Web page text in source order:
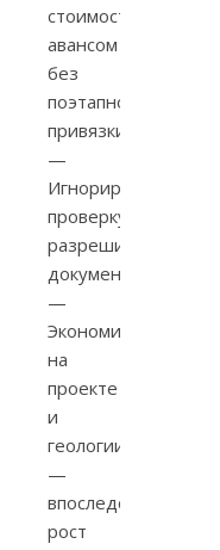
стоимости
авансом
без
поэтапной
привязки.
—
Игнорировать
проверку
разрешительной
документации.
—
Экономить
на
проекте
и
геологии
—
впоследствии
рост